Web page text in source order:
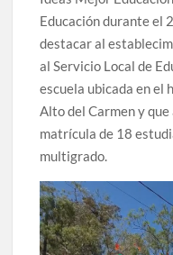
Educación durante el
destacar al
al Servicio Local de
escuela ubicada en el
Alto del Carmen y
matrícula de 18
multigrado.